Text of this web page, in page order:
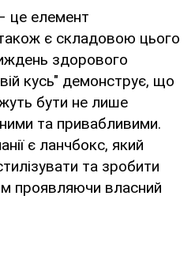
це елемент
є складовою цього
здорового
кусь" демонструє, що
бути не лише
та привабливими.
є ланчбокс, який
та зробити
проявляючи власний